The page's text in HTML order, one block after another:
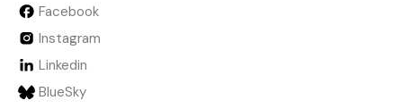
Facebook
Instagram
Linkedin
BlueSky